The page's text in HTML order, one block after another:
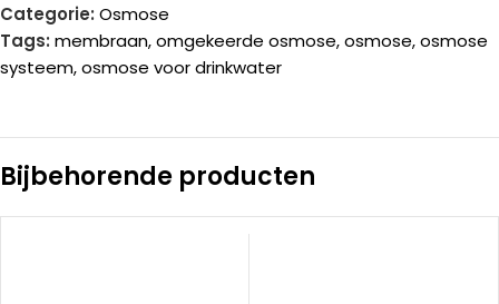
Categorie: Osmose
Tags: membraan,omgekeerde osmose,osmose,osmose
systeem,osmose voor drinkwater
Bijbehorende producten